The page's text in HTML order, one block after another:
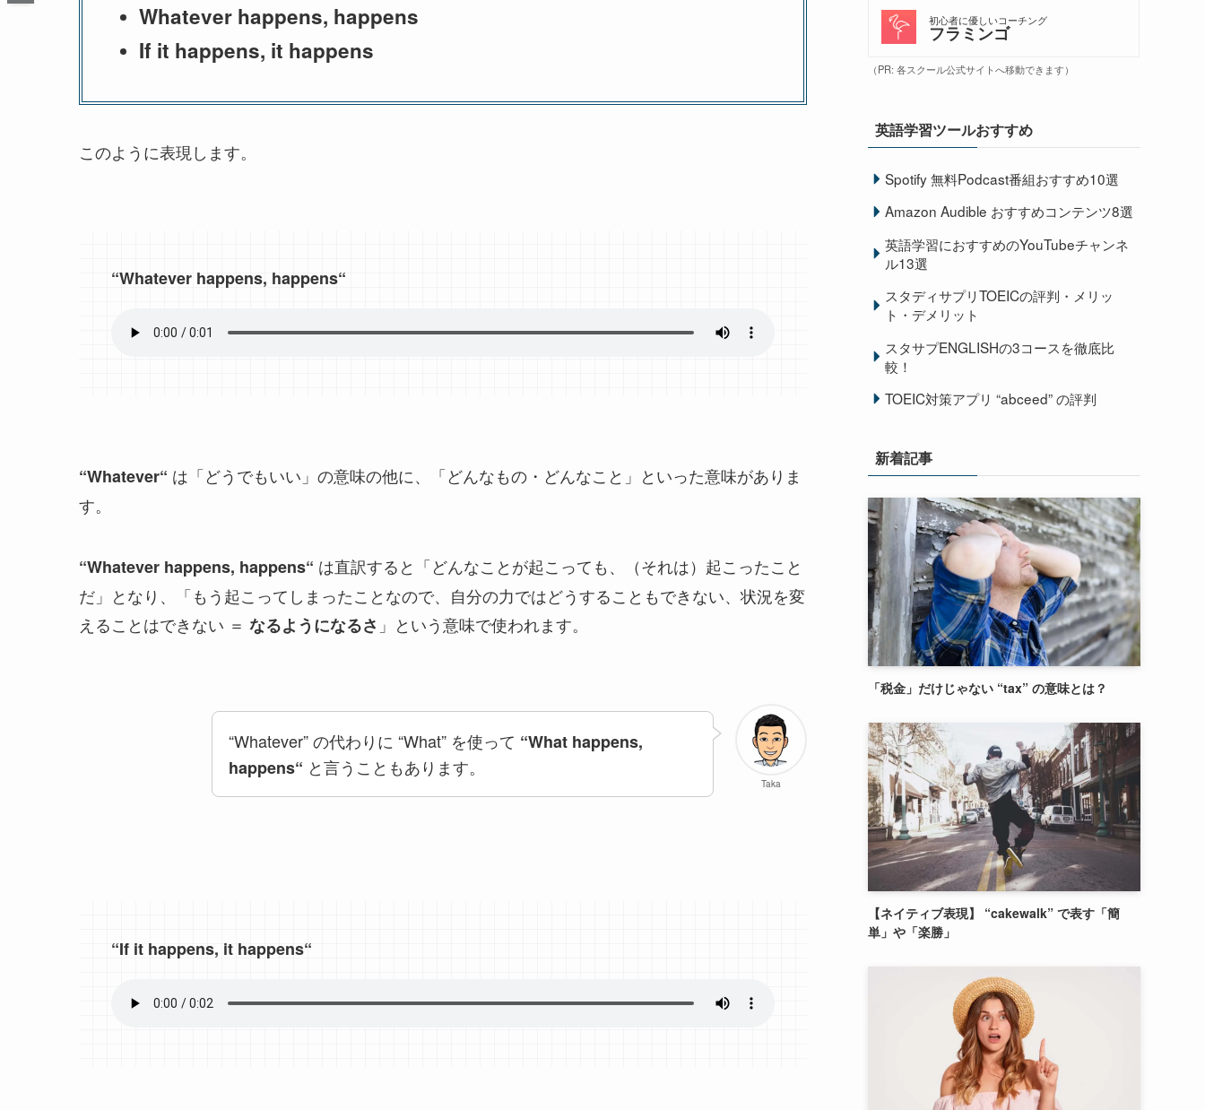
Whatever happens, happens
If it happens, it happens
このように表現します。
“Whatever happens, happens“
“Whatever“ は「どうでもいい」の意味の他に、「どんなもの・どんなこと」といった意味がありま
す。
“Whatever happens, happens“ は直訳すると「どんなことが起こっても、（それは）起こったこと
だ」となり、「もう起こってしまったことなので、自分の力ではどうすることもできない、状況を変
えることはできない ＝ なるようになるさ 」という意味で使われます。
Taka
“Whatever” の代わりに “What” を使って “What happens,
happens“ と言うこともあります。
“If it happens, it happens“
初心者に優しいコーチング
フラミンゴ
（PR: 各スクール公式サイトへ移動できます）
英語学習ツールおすすめ
Spotify 無料Podcast番組おすすめ10選
Amazon Audible おすすめコンテンツ8選
英語学習におすすめのYouTubeチャンネ
ル13選
スタディサプリTOEICの評判・メリッ
ト・デメリット
スタサプENGLISHの3コースを徹底比
較！
TOEIC対策アプリ “abceed” の評判
新着記事
「税金」だけじゃない “tax” の意味とは？
【ネイティブ表現】 “cakewalk” で表す「簡
単」や「楽勝」